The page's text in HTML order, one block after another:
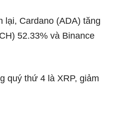
lại, Cardano (ADA) tăng
52.33% và Binance
quý thứ 4 là XRP, giảm